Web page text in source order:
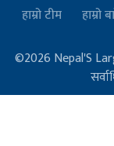
हाम्रो टीम हाम्रो
©2026 Nepal'S